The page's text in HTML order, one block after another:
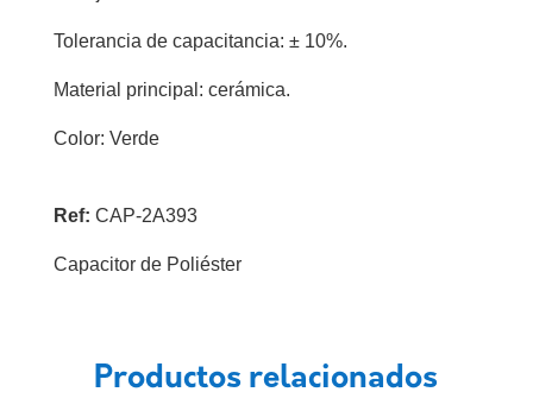
Tolerancia de capacitancia: ± 10%.
Material principal: cerámica.
Color: Verde
Ref: CAP-2A393
Capacitor de Poliéster
Productos relacionados